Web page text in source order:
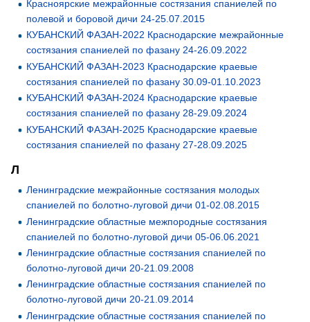
Красноярские межрайонные состязания спаниелей по
полевой и боровой дичи 24-25.07.2015
КУБАНСКИЙ ФАЗАН-2022 Краснодарские межрайонные
состязания спаниелей по фазану 24-26.09.2022
КУБАНСКИЙ ФАЗАН-2023 Краснодарские краевые
состязания спаниелей по фазану 30.09-01.10.2023
КУБАНСКИЙ ФАЗАН-2024 Краснодарские краевые
состязания спаниелей по фазану 28-29.09.2024
КУБАНСКИЙ ФАЗАН-2025 Краснодарские краевые
состязания спаниелей по фазану 27-28.09.2025
Л
Ленинградские межрайонные состязания молодых
спаниелей по болотно-луговой дичи 01-02.08.2015
Ленинградские областные межпородные состязания
спаниелей по болотно-луговой дичи 05-06.06.2021
Ленинградские областные состязания спаниелей по
болотно-луговой дичи 20-21.09.2008
Ленинградские областные состязания спаниелей по
болотно-луговой дичи 20-21.09.2014
Ленинградские областные состязания спаниелей по